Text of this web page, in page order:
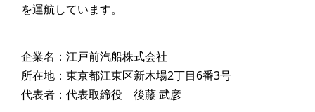
を運航しています。
企業名：江戸前汽船株式会社
所在地：東京都江東区新木場2丁目6番3号
代表者：代表取締役 後藤 武彦